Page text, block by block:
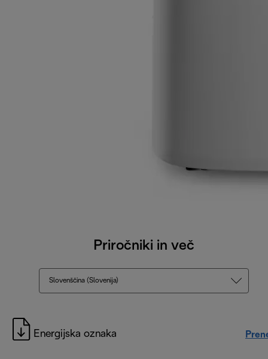
Priročniki in več
Slovenščina (Slovenija)
Energijska oznaka